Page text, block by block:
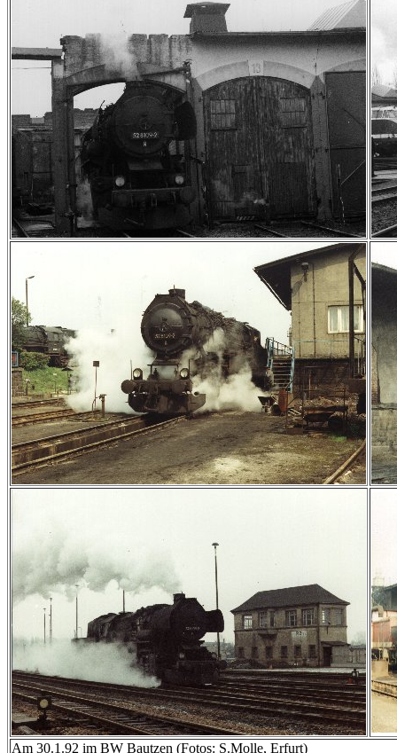
Am 30.1.92 im BW Bautzen (Fotos: S.Molle, Erfurt)